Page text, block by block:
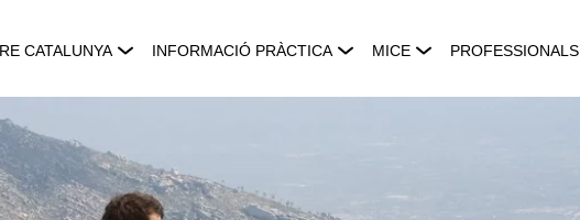
CATALUNYA INFORMACIÓ PRÀCTICA MICE PROFESSIONALS